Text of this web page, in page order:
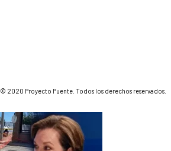
© 2020 Proyecto Puente. Todos los derechos reservados.